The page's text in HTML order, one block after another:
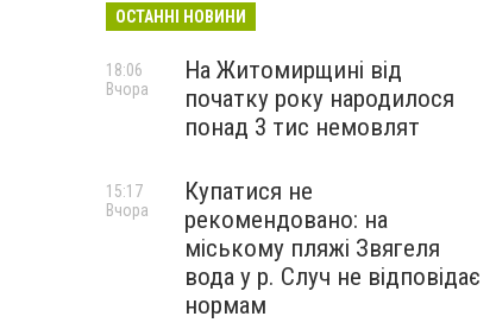
ОСТАННІ НОВИНИ
На Житомирщині від
початку року народилося
понад 3 тис немовлят
18:06
Вчора
Купатися не
рекомендовано: на
міському пляжі Звягеля
вода у р. Случ не відповідає
нормам
15:17
Вчора